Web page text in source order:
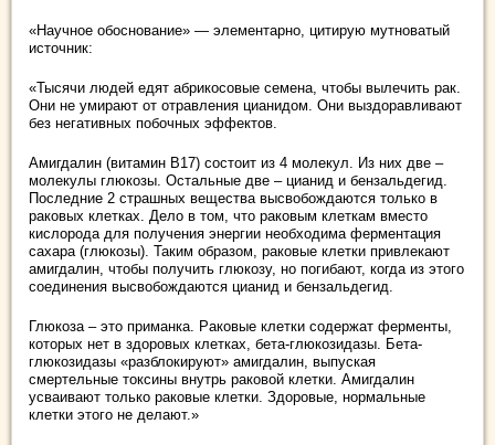
«Научное обоснование» — элементарно, цитирую мутноватый
источник:
«Тысячи людей едят абрикосовые семена, чтобы вылечить рак.
Они не умирают от отравления цианидом. Они выздоравливают
без негативных побочных эффектов.
Амигдалин (витамин В17) состоит из 4 молекул. Из них две –
молекулы глюкозы. Остальные две – цианид и бензальдегид.
Последние 2 страшных вещества высвобождаются только в
раковых клетках. Дело в том, что раковым клеткам вместо
кислорода для получения энергии необходима ферментация
сахара (глюкозы). Таким образом, раковые клетки привлекают
амигдалин, чтобы получить глюкозу, но погибают, когда из этого
соединения высвобождаются цианид и бензальдегид.
Глюкоза – это приманка. Раковые клетки содержат ферменты,
которых нет в здоровых клетках, бета-глюкозидазы. Бета-
глюкозидазы «разблокируют» амигдалин, выпуская
смертельные токсины внутрь раковой клетки. Амигдалин
усваивают только раковые клетки. Здоровые, нормальные
клетки этого не делают.»